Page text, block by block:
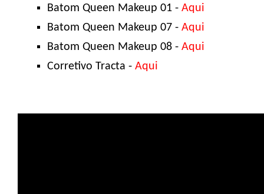
Batom Queen Makeup 01 - Aqui
Batom Queen Makeup 07 - Aqui
Batom Queen Makeup 08 - Aqui
Corretivo Tracta - Aqui